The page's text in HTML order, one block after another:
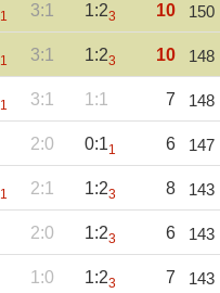
1 3:1 1:23 10 150
1 3:1 1:23 10 148
1 3:1 1:1 7 148
2:0 0:11 6 147
1 2:1 1:23 8 143
2:0 1:23 6 143
1:0 1:23 7 143